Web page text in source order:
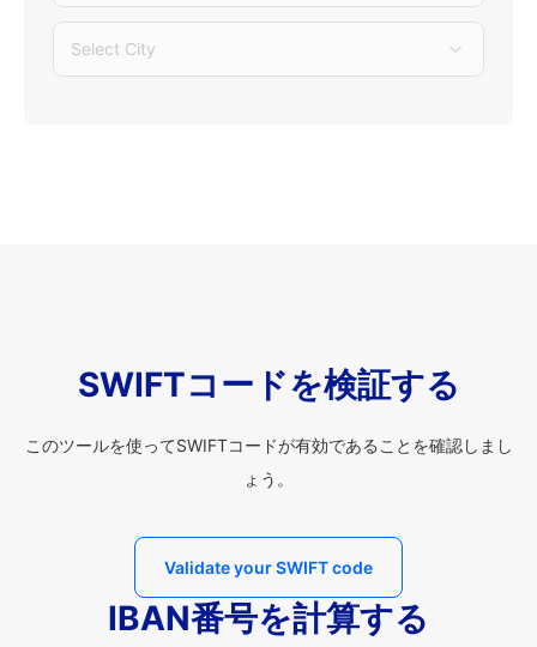
Select City
SWIFTコードを検証する
このツールを使ってSWIFTコードが有効であることを確認しまし
ょう。
Validate your SWIFT code
IBAN番号を計算する